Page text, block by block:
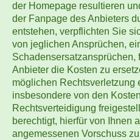
der Homepage resultieren
der Fanpage des Anbieters
entstehen, verpflichten Sie
von jeglichen Ansprüchen,
Schadensersatzansprüchen,
Anbieter die Kosten zu
möglichen Rechtsverletzung
insbesondere von den
Rechtsverteidigung
berechtigt, hierfür von Ihnen
angemessenen Vorschuss